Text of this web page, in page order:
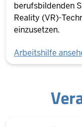
berufsbildenden
Reality (VR)-
einzusetzen.
Arbeitshilfe